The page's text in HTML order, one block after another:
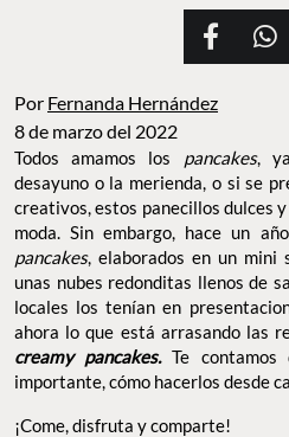
Por Fernanda Hernández
8 de marzo del 2022
Todos amamos los pancakes,
desayuno o la merienda, o si se
creativos, estos panecillos dulces
moda. Sin embargo, hace un
pancakes, elaborados en un mini
unas nubes redonditas llenos de
locales los tenían en
ahora lo que está arrasando las
creamy pancakes.Te
importante, cómo hacerlos desde
¡Come, disfruta y comparte!